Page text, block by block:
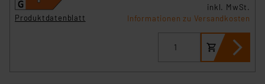
Produktdatenblatt
inkl. MwSt.
Informationen zu Versandkosten